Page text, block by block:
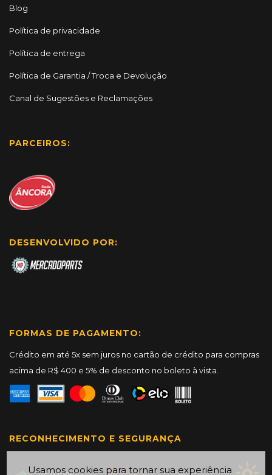
Usamos cookies para tornar sua experiência
Blog
Política de privacidade
Política de entrega
Política de Garantia / Troca e Devolução
Canal de Sugestões e Reclamações
PARCEIROS:
DESENVOLVIDO POR:
FORMAS DE PAGAMENTO:
Crédito em até 5x sem juros no cartão de crédito para compras
acima de R$ 400 e 5% de desconto no boleto à vista.
RECONHECIMENTO E SEGURANÇA